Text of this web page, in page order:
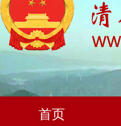
首页